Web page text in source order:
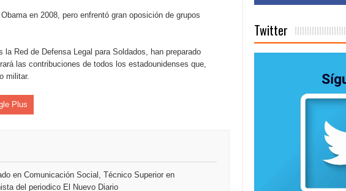
segundo Foro del Ahorro y la Inversión “Reserva tu Capital”
con Inteligencia Artificial y reduce el proceso de días a
en 2008, pero enfrentó gran oposición de grupos
Red de Defensa Legal para Soldados, han preparado
las contribuciones de todos los estadounidenses que,
militar.
Plus
en Comunicación Social, Técnico Superior en
del periodico El Nuevo Diario
Twitter